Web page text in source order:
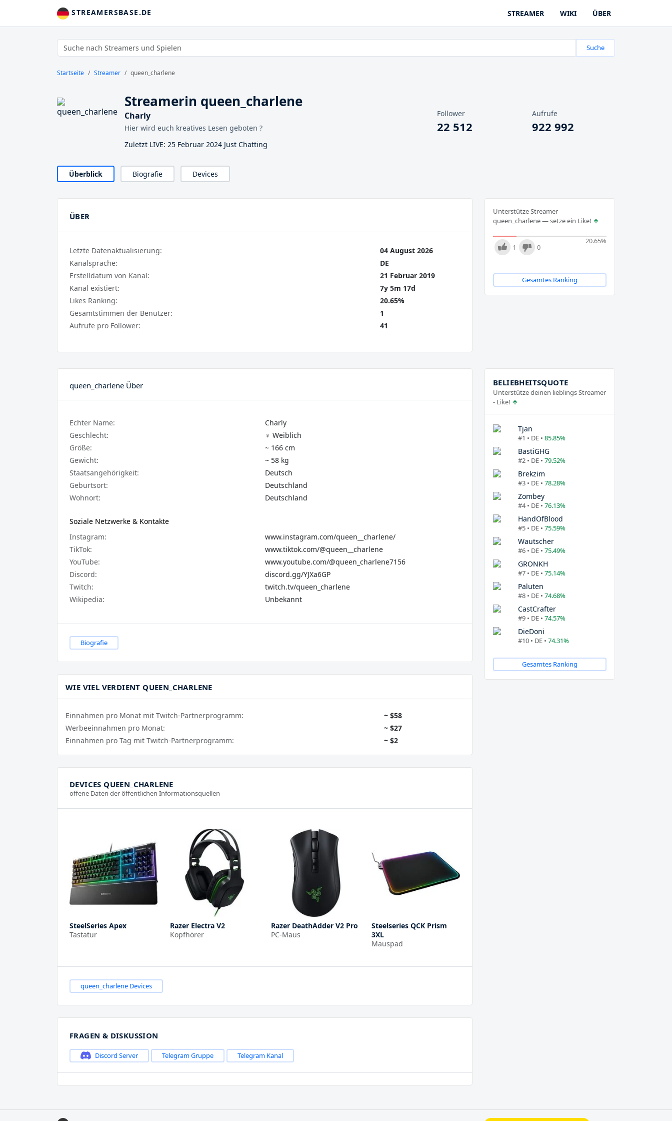
STREAMERSBASE.DE STREAMER WIKI ÜBER
Suche
Startseite Streamer queen_charlene
Streamerin queen_charlene
Charly
Hier wird euch kreatives Lesen geboten ?
Zuletzt LIVE: 25 Februar 2024 Just Chatting
Follower
22 512
Aufrufe
922 992
Überblick Biografie Devices
Unterstütze Streamer
queen_charlene — setze ein Like!
20.65%
1 0
Gesamtes Ranking
ÜBER
Letzte Datenaktualisierung:
04 August 2026
Kanalsprache:
DE
Erstelldatum von Kanal:
21 Februar 2019
Kanal existiert:
7y 5m 17d
Likes Ranking:
20.65%
Gesamtstimmen der Benutzer:
1
Aufrufe pro Follower:
41
queen_charlene Über
Echter Name:
Charly
Geschlecht:
♀️ Weiblich
Größe:
~ 166 cm
Gewicht:
~ 58 kg
Staatsangehörigkeit:
Deutsch
Geburtsort:
Deutschland
Wohnort:
Deutschland
Soziale Netzwerke & Kontakte
Instagram:
www.instagram.com/queen__charlene/
TikTok:
www.tiktok.com/@queen__charlene
YouTube:
www.youtube.com/@queen_charlene7156
Discord:
discord.gg/YJXa6GP
Twitch:
twitch.tv/queen_charlene
Wikipedia:
Unbekannt
Biografie
WIE VIEL VERDIENT QUEEN_CHARLENE
Einnahmen pro Monat mit Twitch-Partnerprogramm:
~ $58
Werbeeinnahmen pro Monat:
~ $27
Einnahmen pro Tag mit Twitch-Partnerprogramm:
~ $2
DEVICES QUEEN_CHARLENE
offene Daten der öffentlichen Informationsquellen
SteelSeries Apex
Tastatur
Razer Electra V2
Kopfhörer
Razer DeathAdder V2 Pro
PC-Maus
Steelseries QCK Prism
3XL
Mauspad
queen_charlene Devices
FRAGEN & DISKUSSION
Discord Server Telegram Gruppe Telegram Kanal
BELIEBHEITSQUOTE
Unterstütze deinen lieblings Streamer
- Like!
Tjan
#1 • DE • 85.85%
BastiGHG
#2 • DE • 79.52%
Brekzim
#3 • DE • 78.28%
Zombey
#4 • DE • 76.13%
HandOfBlood
#5 • DE • 75.59%
Wautscher
#6 • DE • 75.49%
GRONKH
#7 • DE • 75.14%
Paluten
#8 • DE • 74.68%
CastCrafter
#9 • DE • 74.57%
DieDoni
#10 • DE • 74.31%
Gesamtes Ranking